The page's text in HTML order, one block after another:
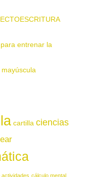
entrenar la
cartilla ciencias
cálculo mental